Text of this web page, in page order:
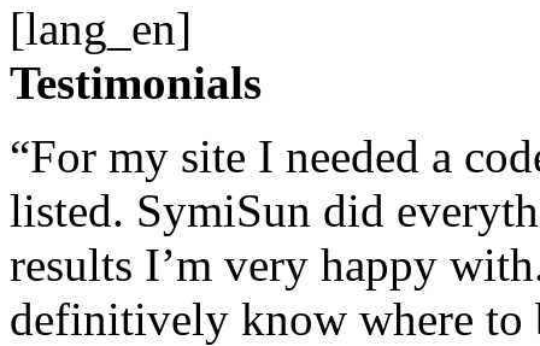
[lang_en]
Testimonials
“For my site I needed a
listed. SymiSun did
results I’m very happy
definitively know where to